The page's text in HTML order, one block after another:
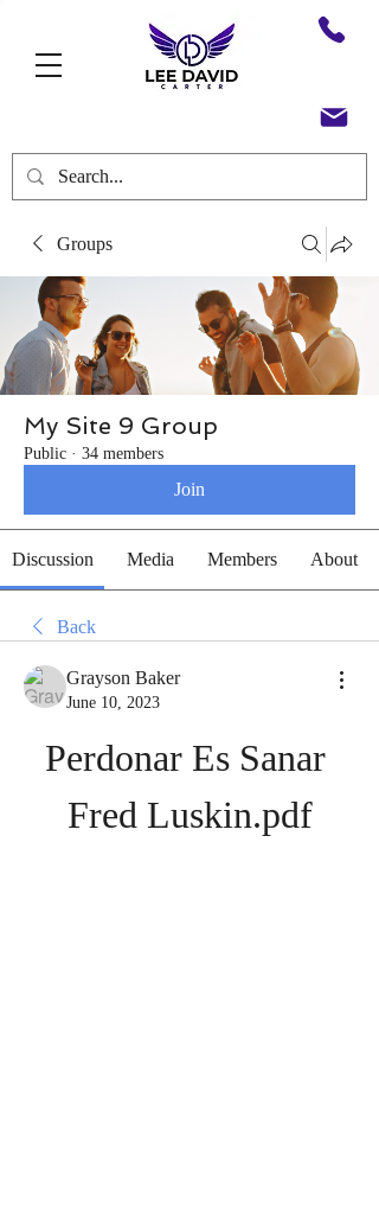
Groups
My Site 9 Group
Public · 34 members
Join
Discussion Media Members About
Back
Grayson Baker
June 10, 2023
Perdonar Es Sanar
Fred Luskin.pdf